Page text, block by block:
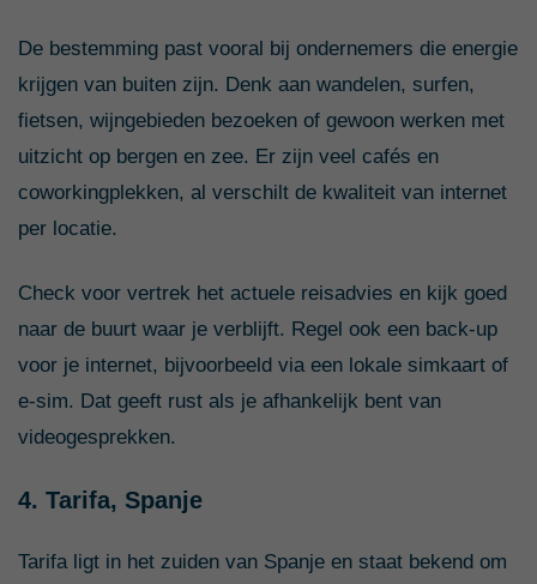
De bestemming past vooral bij ondernemers die energie
krijgen van buiten zijn. Denk aan wandelen, surfen,
fietsen, wijngebieden bezoeken of gewoon werken met
uitzicht op bergen en zee. Er zijn veel cafés en
coworkingplekken, al verschilt de kwaliteit van internet
per locatie.
Check voor vertrek het actuele reisadvies en kijk goed
naar de buurt waar je verblijft. Regel ook een back-up
voor je internet, bijvoorbeeld via een lokale simkaart of
e-sim. Dat geeft rust als je afhankelijk bent van
videogesprekken.
4. Tarifa, Spanje
Tarifa ligt in het zuiden van Spanje en staat bekend om